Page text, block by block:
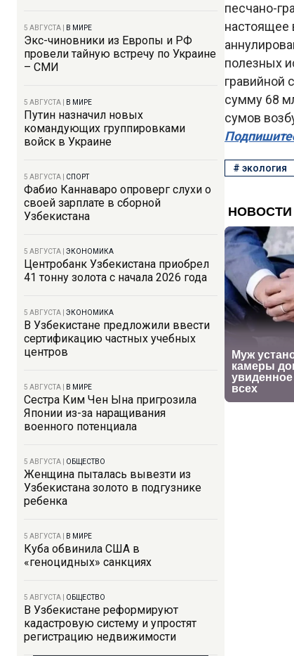
5 АВГУСТА В МИРЕ
Экс-чиновники из Европы и РФ
провели тайную встречу по Украине
– СМИ
5 АВГУСТА В МИРЕ
Путин назначил новых
командующих группировками
войск в Украине
5 АВГУСТА СПОРТ
Фабио Каннаваро опроверг слухи о
своей зарплате в сборной
Узбекистана
5 АВГУСТА ЭКОНОМИКА
Центробанк Узбекистана приобрел
41 тонну золота с начала 2026 года
5 АВГУСТА ЭКОНОМИКА
В Узбекистане предложили ввести
сертификацию частных учебных
центров
5 АВГУСТА В МИРЕ
Сестра Ким Чен Ына пригрозила
Японии из-за наращивания
военного потенциала
5 АВГУСТА ОБЩЕСТВО
Женщина пыталась вывезти из
Узбекистана золото в подгузнике
ребенка
5 АВГУСТА В МИРЕ
Куба обвинила США в
«геноцидных» санкциях
5 АВГУСТА ОБЩЕСТВО
В Узбекистане реформируют
кадастровую систему и упростят
регистрацию недвижимости
песчано-
настоящее
полезных
гравийной
сумму 68
сумов
# экология